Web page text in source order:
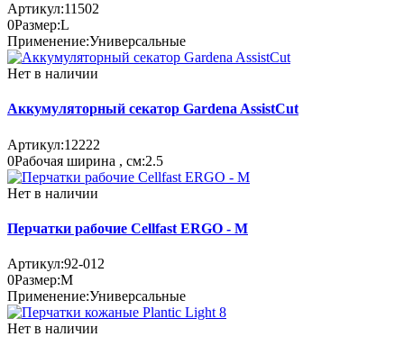
Артикул:11502
0Размер:L
Применение:Универсальные
Нет в наличии
Аккумуляторный секатор Gardena AssistCut
Артикул:12222
0Рабочая ширина , см:2.5
Нет в наличии
Перчатки рабочие Cellfast ERGO - M
Артикул:92-012
0Размер:M
Применение:Универсальные
Нет в наличии